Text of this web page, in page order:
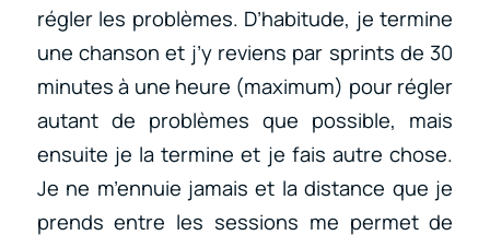
régler les problèmes. D’habitude, je termine
une chanson et j’y reviens par sprints de 30
minutes à une heure (maximum) pour régler
autant de problèmes que possible, mais
ensuite je la termine et je fais autre chose.
Je ne m’ennuie jamais et la distance que je
prends entre les sessions me permet de